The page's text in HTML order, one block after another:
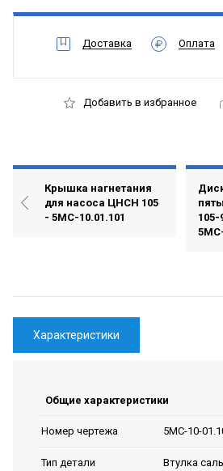
Доставка Оплата
Добавить в избранное
Крышка нагнетания
для насоса ЦНСН 105
- 5МС-10.01.101
105-
5МС-
Характеристики
Общие характеристики
Номер чертежа 5МС-10-
Тип детали Втулка